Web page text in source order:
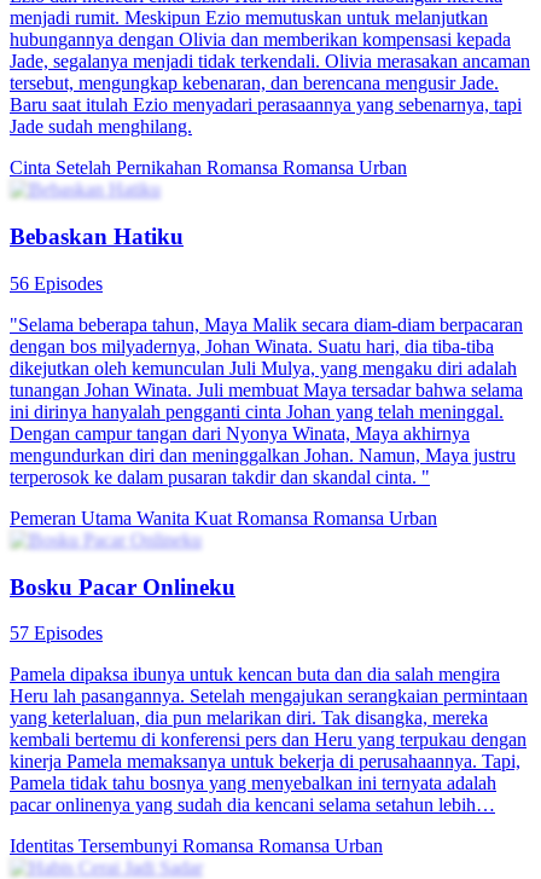
menjadi rumit. Meskipun Ezio memutuskan untuk melanjutkan
hubungannya dengan Olivia dan memberikan kompensasi kepada
Jade, segalanya menjadi tidak terkendali. Olivia merasakan ancaman
tersebut, mengungkap kebenaran, dan berencana mengusir Jade.
Baru saat itulah Ezio menyadari perasaannya yang sebenarnya, tapi
Jade sudah menghilang.
Cinta Setelah Pernikahan Romansa Romansa Urban
Bebaskan Hatiku
56 Episodes
"Selama beberapa tahun, Maya Malik secara diam-diam berpacaran
dengan bos milyadernya, Johan Winata. Suatu hari, dia tiba-tiba
dikejutkan oleh kemunculan Juli Mulya, yang mengaku diri adalah
tunangan Johan Winata. Juli membuat Maya tersadar bahwa selama
ini dirinya hanyalah pengganti cinta Johan yang telah meninggal.
Dengan campur tangan dari Nyonya Winata, Maya akhirnya
mengundurkan diri dan meninggalkan Johan. Namun, Maya justru
terperosok ke dalam pusaran takdir dan skandal cinta. "
Pemeran Utama Wanita Kuat Romansa Romansa Urban
Bosku Pacar Onlineku
57 Episodes
Pamela dipaksa ibunya untuk kencan buta dan dia salah mengira
Heru lah pasangannya. Setelah mengajukan serangkaian permintaan
yang keterlaluan, dia pun melarikan diri. Tak disangka, mereka
kembali bertemu di konferensi pers dan Heru yang terpukau dengan
kinerja Pamela memaksanya untuk bekerja di perusahaannya. Tapi,
Pamela tidak tahu bosnya yang menyebalkan ini ternyata adalah
pacar onlinenya yang sudah dia kencani selama setahun lebih…
Identitas Tersembunyi Romansa Romansa Urban